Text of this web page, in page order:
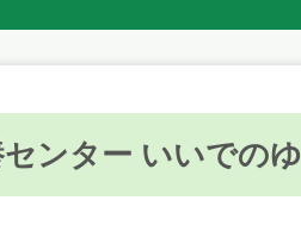
ンター いいでのゆ